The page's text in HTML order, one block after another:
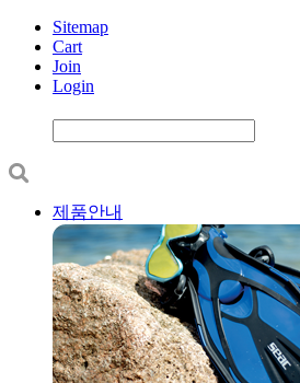
Sitemap
Cart
Join
Login
제품안내